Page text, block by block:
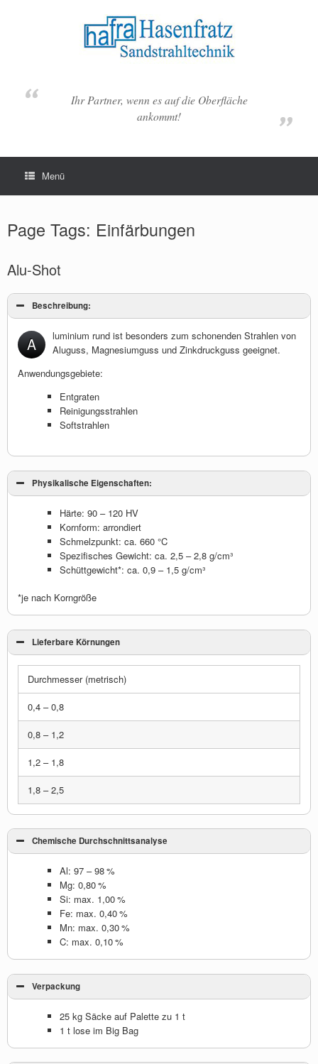
Ihr Partner, wenn es auf die Oberfläche
ankommt!
Menü
Page Tags: Einfärbungen
Alu-Shot
Beschreibung:
A
luminium rund ist besonders zum schonenden Strahlen von
Aluguss, Magnesiumguss und Zinkdruckguss geeignet.
Anwendungsgebiete:
Entgraten
Reinigungsstrahlen
Softstrahlen
Physikalische Eigenschaften:
Härte: 90 – 120 HV
Kornform: arrondiert
Schmelzpunkt: ca. 660 °C
Spezifisches Gewicht: ca. 2,5 – 2,8 g/cm³
Schüttgewicht*: ca. 0,9 – 1,5 g/cm³
*je nach Korngröße
Lieferbare Körnungen
Durchmesser (metrisch)
0,4 – 0,8
0,8 – 1,2
1,2 – 1,8
1,8 – 2,5
Chemische Durchschnittsanalyse
Al: 97 – 98 %
Mg: 0,80 %
Si: max. 1,00 %
Fe: max. 0,40 %
Mn: max. 0,30 %
C: max. 0,10 %
Verpackung
25 kg Säcke auf Palette zu 1 t
1 t lose im Big Bag